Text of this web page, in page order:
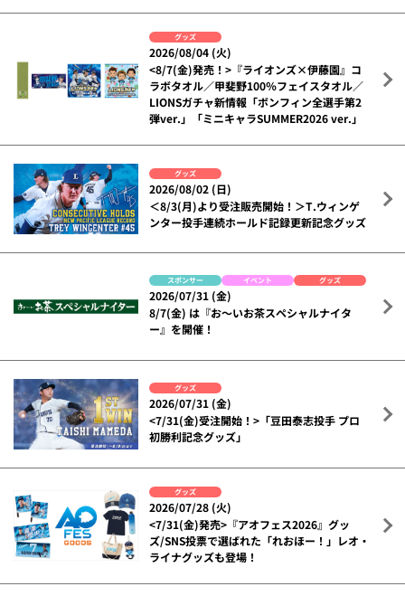
グッズ
2026/08/04 (火)
<8/7(金)発売！>『ライオンズ×伊藤園』コ
ラボタオル／甲斐野100％フェイスタオル／
LIONSガチャ新情報「ボンフィン全選手第2
弾ver.」「ミニキャラSUMMER2026 ver.」
グッズ
2026/08/02 (日)
＜8/3(月)より受注販売開始！＞T.ウィンゲ
ンター投手連続ホールド記録更新記念グッズ
スポンサー イベント グッズ
2026/07/31 (金)
8/7(金) は『お～いお茶スペシャルナイタ
ー』を開催！
グッズ
2026/07/31 (金)
<7/31(金)受注開始！>「豆田泰志投手 プロ
初勝利記念グッズ」
グッズ
2026/07/28 (火)
<7/31(金)発売>『アオフェス2026』グッ
ズ/SNS投票で選ばれた「れおほー！」レオ・
ライナグッズも登場！